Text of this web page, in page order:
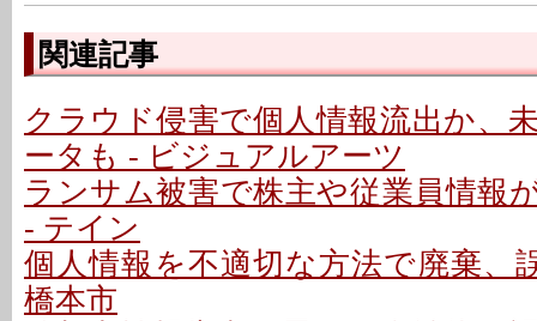
関連記事
クラウド侵害で個人情報流出か、
ータも - ビジュアルアーツ
ランサム被害で株主や従業員情報
- テイン
個人情報を不適切な方法で廃棄、
橋本市